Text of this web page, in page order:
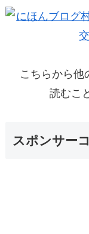
こちらから他
読むこ
スポンサー